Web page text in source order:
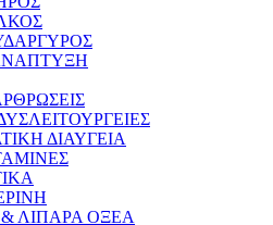
ΔΙΑΥΓΕΙΑ
ΛΙΠΑΡΑ ΟΞΕΑ